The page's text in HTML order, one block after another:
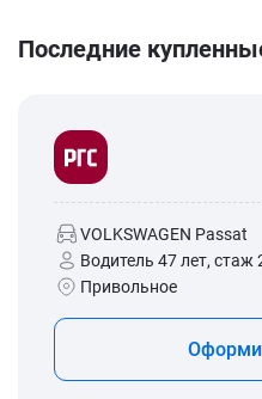
Последние
VOLKSWAGEN Passat
Водитель 47 лет, стаж
Привольное